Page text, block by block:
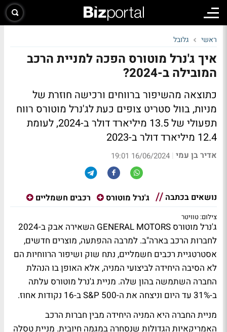
ראשי גלובל
איך ג'נרל מוטורס הפכה למניית הרכב
המובילה ב-2024?
כתוצאה מהשיפור ברווחים ורכישה חוזרת של
מניות, בוול סטריט צופים כעת לג'נרל מוטורס רווח
תפעולי של 13.5 מיליארד דולר ב-2024, לעומת
12.4 מיליארד דולר ב-2023
אדיר בן עמי |
16/06/2024 19:01
נושאים בכתבה ג'נרל מוטורס רכבים חשמליים
צילום: טוויטר
ג'נרל מוטורס GENERAL MOTORS השאירה אבק ב-2024
לחברות הרכב בארה"ב. למרבה ההפתעה, מוצרים חדשים,
אסטרטגיית רכבים חשמליים, נתח שוק ושיפור הרווחיות הם
לא הסיבה היחידה לביצועי המניה, אלא האופן בו הנהלת
החברה השתמשה בהון שלה. מניית ג'נרל מוטורס עלתה
ב-31% עד היום וניצחה את ה-S&P 500 ב-16 נקודות אחוז.
מניית החברה היא המניה היחידה מבין חברות הרכב
האמריקאיות הגדולות שנסחרה במגמה חיובית. מניית טסלה